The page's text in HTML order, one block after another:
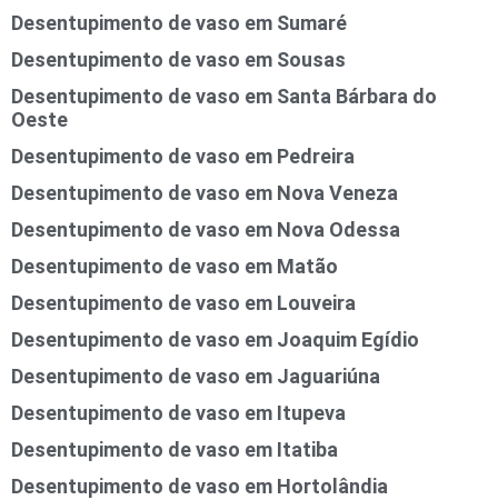
Desentupimento de vaso em Sumaré
Desentupimento de vaso em Sousas
Desentupimento de vaso em Santa Bárbara do
Oeste
Desentupimento de vaso em Pedreira
Desentupimento de vaso em Nova Veneza
Desentupimento de vaso em Nova Odessa
Desentupimento de vaso em Matão
Desentupimento de vaso em Louveira
Desentupimento de vaso em Joaquim Egídio
Desentupimento de vaso em Jaguariúna
Desentupimento de vaso em Itupeva
Desentupimento de vaso em Itatiba
Desentupimento de vaso em Hortolândia